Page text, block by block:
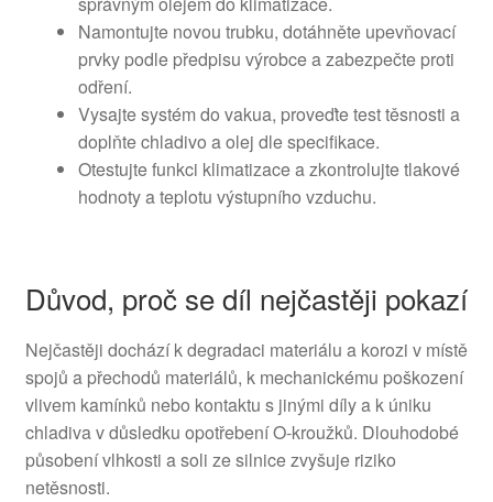
Namontujte novou trubku, dotáhněte upevňovací
prvky podle předpisu výrobce a zabezpečte proti
odření.
Vysajte systém do vakua, proveďte test těsnosti a
doplňte chladivo a olej dle specifikace.
Otestujte funkci klimatizace a zkontrolujte tlakové
hodnoty a teplotu výstupního vzduchu.
Důvod, proč se díl nejčastěji pokazí
Nejčastěji dochází k degradaci materiálu a korozi v místě
spojů a přechodů materiálů, k mechanickému poškození
vlivem kamínků nebo kontaktu s jinými díly a k úniku
chladiva v důsledku opotřebení O‑kroužků. Dlouhodobé
působení vlhkosti a soli ze silnice zvyšuje riziko
netěsnosti.